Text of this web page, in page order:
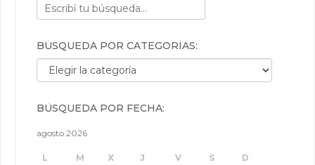
BÚSQUEDA POR CATEGORÍAS:
Búsqueda por categorías:
BÚSQUEDA POR FECHA:
agosto 2026
L M X J V S D